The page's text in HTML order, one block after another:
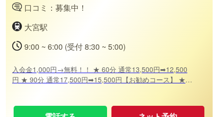
口コミ：募集中！
大宮駅
9:00 ~ 6:00 (受付 8:30 ~ 5:00)
入会金1,000円→無料！！ ★ 60分 通常13,500円➡12,500
円 ★ 90分 通常17,500円➡15,500円【お勧めコース】 ★